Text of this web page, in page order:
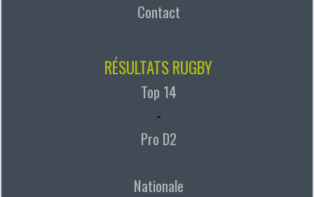
Contact
RÉSULTATS RUGBY
Top 14
-
Pro D2
Nationale